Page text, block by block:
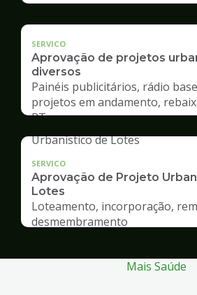
SERVICO
Aprovação de projetos
diversos
Painéis publicitários, rádio
projetos em andamento,
RT
SERVICO
Aprovação de Projeto
Lotes
Loteamento, incorporação,
desmembramento
Mais Saúde